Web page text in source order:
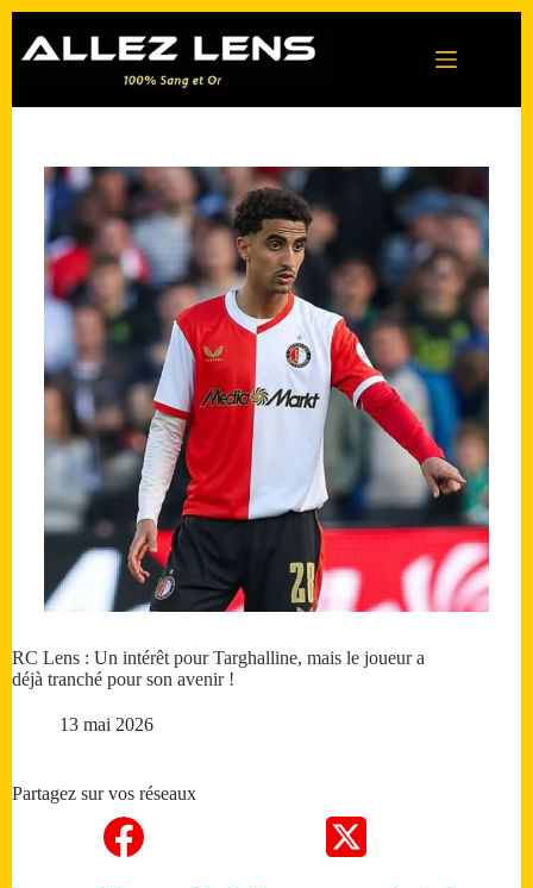
contenu
RC Lens : Un intérêt pour Targhalline, mais le joueur a
déjà tranché pour son avenir !
13 mai 2026
Partagez sur vos réseaux